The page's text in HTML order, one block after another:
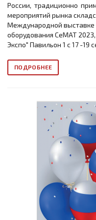
России, традиционно
мероприятий рынка
Международной выставке
оборудования СеМАТ
Экспо" Павильон 1 с 17 -19
ПОДРОБНЕЕ